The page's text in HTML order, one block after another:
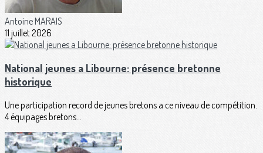
Antoine MARAIS
11 juillet 2026
National jeunes a Libourne: présence bretonne
historique
Une participation record de jeunes bretons a ce niveau de compétition.
4 équipages bretons...